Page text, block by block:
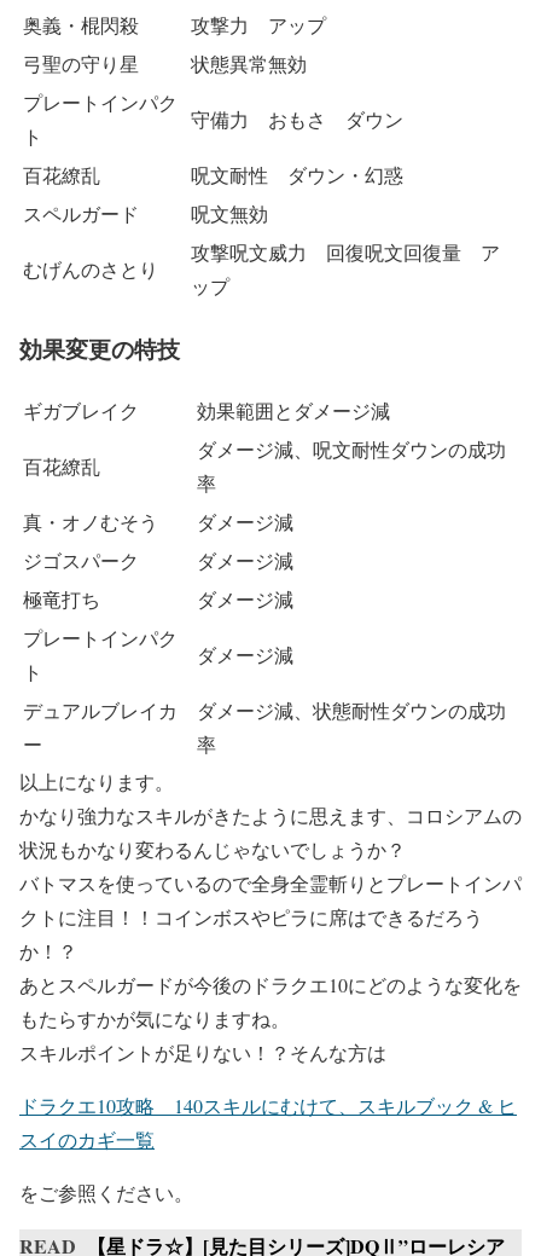
奥義・棍閃殺
攻撃力 アップ
弓聖の守り星
状態異常無効
プレートインパク
ト
守備力 おもさ ダウン
百花繚乱
呪文耐性 ダウン・幻惑
スペルガード
呪文無効
むげんのさとり
攻撃呪文威力 回復呪文回復量 ア
ップ
効果変更の特技
ギガブレイク 効果範囲とダメージ減
百花繚乱
ダメージ減、呪文耐性ダウンの成功
率
真・オノむそう
ダメージ減
ジゴスパーク
ダメージ減
極竜打ち
ダメージ減
プレートインパク
ト
ダメージ減
デュアルブレイカ
ー
ダメージ減、状態耐性ダウンの成功
率
以上になります。
かなり強力なスキルがきたように思えます、コロシアムの
状況もかなり変わるんじゃないでしょうか？
バトマスを使っているので全身全霊斬りとプレートインパ
クトに注目！！コインボスやピラに席はできるだろう
か！？
あとスペルガードが今後のドラクエ10にどのような変化を
もたらすかが気になりますね。
スキルポイントが足りない！？そんな方は
ドラクエ10攻略 140スキルにむけて、スキルブック & ヒ
スイのカギ一覧
をご参照ください。
READ 【星ドラ☆】[見た目シリーズ]DQⅡ”ローレシア